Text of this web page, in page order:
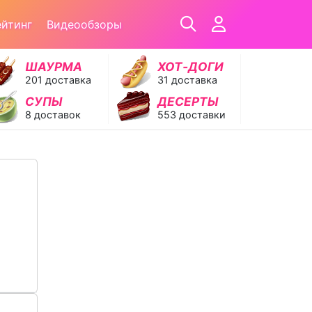
Видеообзоры
ШАУРМА
201 доставка
ХОТ‑ДОГИ
31 доставка
СУПЫ
8 доставок
ДЕСЕРТЫ
553 доставки